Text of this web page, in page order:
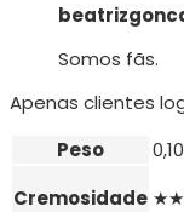
Somos fãs.
Apenas clientes
Peso
Cremosidade